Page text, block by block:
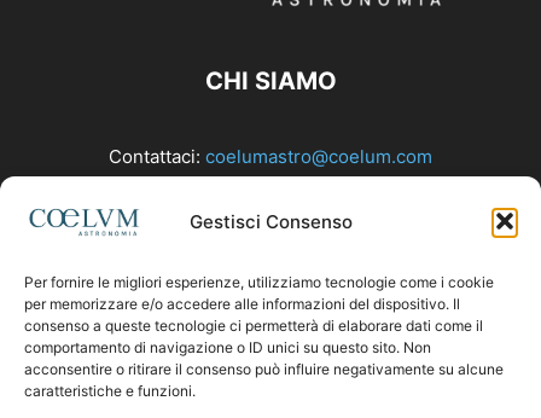
Gestisci Consenso
Per fornire le migliori esperienze, utilizziamo tecnologie come i cookie
per memorizzare e/o accedere alle informazioni del dispositivo. Il
consenso a queste tecnologie ci permetterà di elaborare dati come il
comportamento di navigazione o ID unici su questo sito. Non
acconsentire o ritirare il consenso può influire negativamente su alcune
caratteristiche e funzioni.
CHI SIAMO
Contattaci: coelumastro@coelum.com
SEGUICI